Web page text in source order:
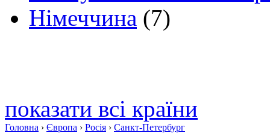
Німеччина (7)
показати всі країни
Головна › Європа › Росія › Санкт-Петербург